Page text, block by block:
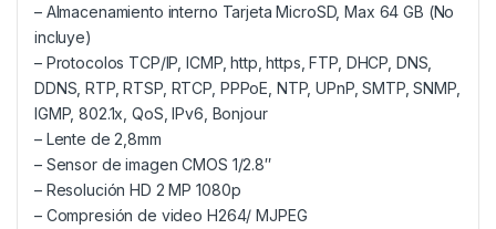
– Almacenamiento interno Tarjeta MicroSD, Max 64 GB (No
incluye)
– Protocolos TCP/IP, ICMP, http, https, FTP, DHCP, DNS,
DDNS, RTP, RTSP, RTCP, PPPoE, NTP, UPnP, SMTP, SNMP,
IGMP, 802.1x, QoS, IPv6, Bonjour
– Lente de 2,8mm
– Sensor de imagen CMOS 1/2.8″
– Resolución HD 2 MP 1080p
– Compresión de video H264/ MJPEG